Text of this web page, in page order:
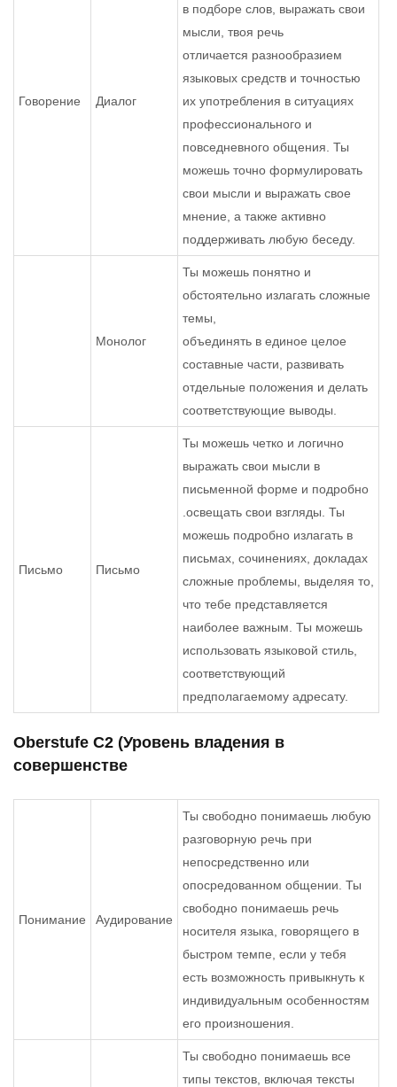
Говорение Диалог
в подборе слов, выражать свои
мысли, твоя речь
отличается разнообразием
языковых средств и точностью
их употребления в ситуациях
профессионального и
повседневного общения. Ты
можешь точно формулировать
свои мысли и выражать свое
мнение, а также активно
поддерживать любую беседу.
Монолог
Ты можешь понятно и
обстоятельно излагать сложные
темы,
объединять в единое целое
составные части, развивать
отдельные положения и делать
соответствующие выводы.
Письмо Письмо
Ты можешь четко и логично
выражать свои мысли в
письменной форме и подробно
.освещать свои взгляды. Ты
можешь подробно излагать в
письмах, сочинениях, докладах
сложные проблемы, выделяя то,
что тебе представляется
наиболее важным. Ты можешь
использовать языковой стиль,
соответствующий
предполагаемому адресату.
Oberstufe С2 (Уровень владения в
совершенстве
Понимание Аудирование
Ты свободно понимаешь любую
разговорную речь при
непосредственно или
опосредованном общении. Ты
свободно понимаешь речь
носителя языка, говорящего в
быстром темпе, если у тебя
есть возможность привыкнуть к
индивидуальным особенностям
его произношения.
Ты свободно понимаешь все
типы текстов, включая тексты